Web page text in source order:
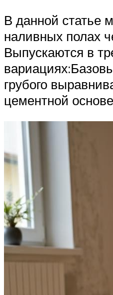
В данной статье
наливных полах
Выпускаются в
грубого
цементной